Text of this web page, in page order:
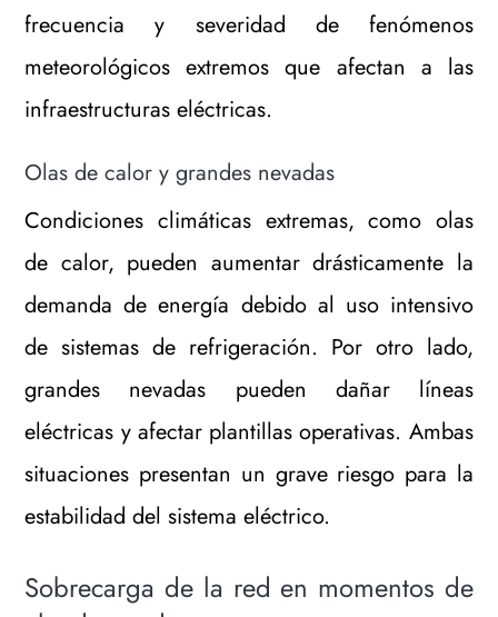
frecuencia y severidad de fenómenos
meteorológicos extremos que afectan a las
infraestructuras eléctricas.
Olas de calor y grandes nevadas
Condiciones climáticas extremas, como olas
de calor, pueden aumentar drásticamente la
demanda de energía debido al uso intensivo
de sistemas de refrigeración. Por otro lado,
grandes nevadas pueden dañar líneas
eléctricas y afectar plantillas operativas. Ambas
situaciones presentan un grave riesgo para la
estabilidad del sistema eléctrico.
Sobrecarga de la red en momentos de